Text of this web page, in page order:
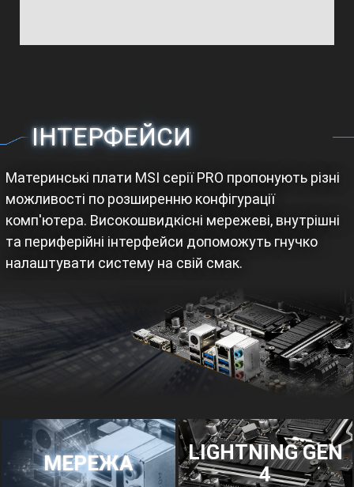
ІНТЕРФЕЙСИ
Материнські плати MSI серії PRO пропонують різні
можливості по розширенню конфігурації
комп'ютера. Високошвидкісні мережеві, внутрішні
та периферійні інтерфейси допоможуть гнучко
налаштувати систему на свій смак.
МЕРЕЖА
LIGHTNING GEN
4